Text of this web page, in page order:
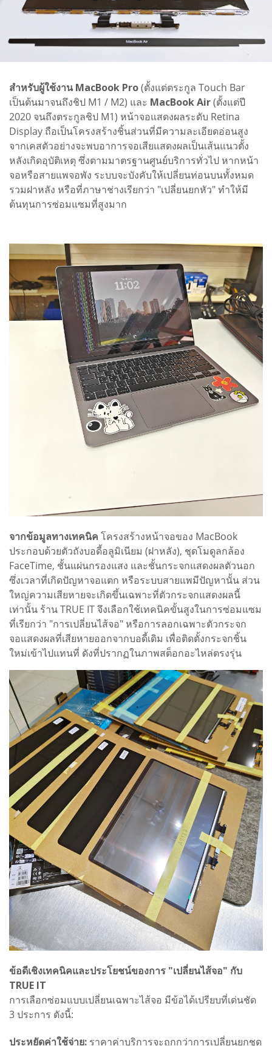
สำหรับผู้ใช้งาน MacBook Pro(ตั้งแต่ตระกูล Touch Bar
เป็นต้นมาจนถึงชิป M1 / M2) และ MacBook Air(ตั้งแต่ปี
2020 จนถึงตระกูลชิป M1) หน้าจอแสดงผลระดับ Retina
Display ถือเป็นโครงสร้างชิ้นส่วนที่มีความละเอียดอ่อนสูง
จากเคสตัวอย่างจะพบอาการจอเสียแสดงผลเป็นเส้นแนวตั้ง
หลังเกิดอุบัติเหตุ ซึ่งตามมาตรฐานศูนย์บริการทั่วไป หากหน้า
จอหรือสายแพจอพัง ระบบจะบังคับให้เปลี่ยนท่อนบนทั้งหมด
รวมฝาหลัง หรือที่ภาษาช่างเรียกว่า "เปลี่ยนยกหัว" ทำให้มี
ต้นทุนการซ่อมแซมที่สูงมาก
จากข้อมูลทางเทคนิค โครงสร้างหน้าจอของ MacBook
ประกอบด้วยตัวถังบอดี้อลูมิเนียม (ฝาหลัง), ชุดโมดูลกล้อง
FaceTime, ชั้นแผ่นกรองแสง และชั้นกระจกแสดงผลตัวนอก
ซึ่งเวลาที่เกิดปัญหาจอแตก หรือระบบสายแพมีปัญหานั้น ส่วน
ใหญ่ความเสียหายจะเกิดขึ้นเฉพาะที่ตัวกระจกแสดงผลนี้
เท่านั้น ร้าน TRUE IT จึงเลือกใช้เทคนิคขั้นสูงในการซ่อมแซม
ที่เรียกว่า "การเปลี่ยนไส้จอ" หรือการลอกเฉพาะตัวกระจก
จอแสดงผลที่เสียหายออกจากบอดี้เดิม เพื่อติดตั้งกระจกชิ้น
ใหม่เข้าไปแทนที่ ดังที่ปรากฏในภาพสต็อกอะไหล่ตรงรุ่น
ข้อดีเชิงเทคนิคและประโยชน์ของการ "เปลี่ยนไส้จอ" กับ
TRUE IT
การเลือกซ่อมแบบเปลี่ยนเฉพาะไส้จอ มีข้อได้เปรียบที่เด่นชัด
3 ประการ ดังนี้:
ประหยัดค่าใช้จ่าย: ราคาค่าบริการจะถูกกว่าการเปลี่ยนยกชุด